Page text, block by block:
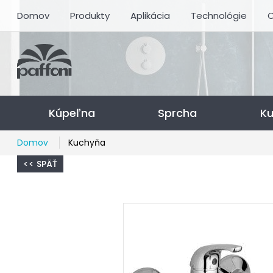
Domov Produkty Aplikácia Technológie
Kúpeľna Sprcha
Domov
Kuchyňa
<< SPÄŤ